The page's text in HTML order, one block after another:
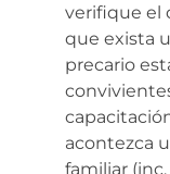
verifique el
que exista
precario
acontezca
familiar